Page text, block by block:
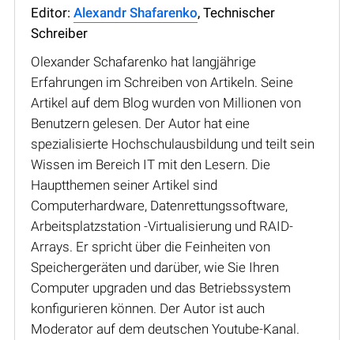
Editor: Alexandr Shafarenko, Technischer
Schreiber
Olexander Schafarenko hat langjährige
Erfahrungen im Schreiben von Artikeln. Seine
Artikel auf dem Blog wurden von Millionen von
Benutzern gelesen. Der Autor hat eine
spezialisierte Hochschulausbildung und teilt sein
Wissen im Bereich IT mit den Lesern. Die
Hauptthemen seiner Artikel sind
Computerhardware, Datenrettungssoftware,
Arbeitsplatzstation -Virtualisierung und RAID-
Arrays. Er spricht über die Feinheiten von
Speichergeräten und darüber, wie Sie Ihren
Computer upgraden und das Betriebssystem
konfigurieren können. Der Autor ist auch
Moderator auf dem deutschen Youtube-Kanal.